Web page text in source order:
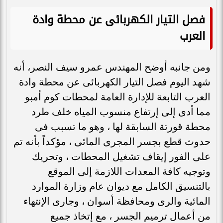
فصل التيار الكهربائى عن محطة وادة
العرب
ومن جانبه أوضح المهندس عمرو سيف النصر، أنه
شهد اليوم فصل التيار الكهربائى عن محطة وادة
العرب التابعة للإدارة العامة لمحطات كوم أمبو
مما أدى إلى إرتفاع منسوب المياه خلف طرد
محطة قورتة السابقة لها ، وهو ما تسبب فى
حدوث قطع بجسر المجرى المائى ، مؤكداً بأنه تم
على الفور إيقاف تشغيل المحطات ، وتحريك
وتوجيه كافة المعدات اللازمة إلى الموقع
بالتنسيق الكامل مع ديوان عام وزارة الموارد
المائية والرى ومحافظة أسوان ، وجارى الإنتهاء
من أعمال ترميم الجسر ، مع إتخاذ جميع